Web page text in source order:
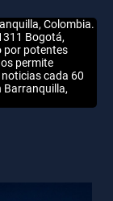
Colombia.
Bogotá,
por potentes
permite
cada 60
Barranquilla,